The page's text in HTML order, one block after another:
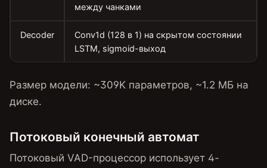
между чанками
Decoder
Conv1d (128 в 1) на скрытом состоянии
LSTM, sigmoid-выход
Размер модели: ~309K параметров, ~1.2 МБ на
диске.
Потоковый конечный автомат
Потоковый VAD-процессор использует 4-